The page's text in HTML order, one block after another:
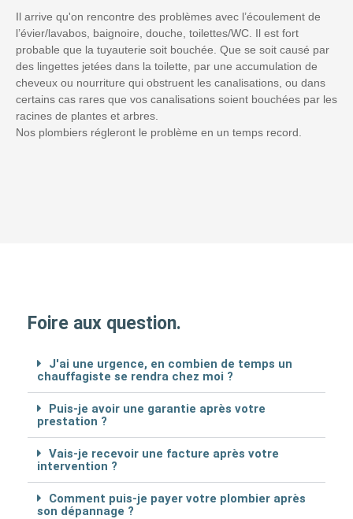
Il arrive qu'on rencontre des problèmes avec l’écoulement de
l’évier/lavabos, baignoire, douche, toilettes/WC. Il est fort
probable que la tuyauterie soit bouchée. Que se soit causé par
des lingettes jetées dans la toilette, par une accumulation de
cheveux ou nourriture qui obstruent les canalisations, ou dans
certains cas rares que vos canalisations soient bouchées par les
racines de plantes et arbres.
Nos plombiers régleront le problème en un temps record.
Foire aux question.
J'ai une urgence, en combien de temps un
chauffagiste se rendra chez moi ?
Puis-je avoir une garantie après votre
prestation ?
Vais-je recevoir une facture après votre
intervention ?
Comment puis-je payer votre plombier après
son dépannage ?